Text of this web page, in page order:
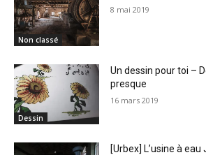
Non classé
8 mai 2019
Dessin
Un dessin pour toi –
presque
16 mars 2019
[Urbex] L’usine à eau